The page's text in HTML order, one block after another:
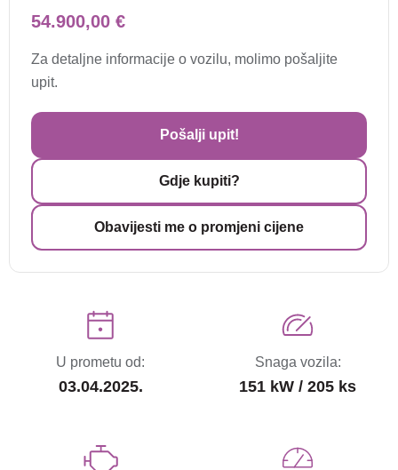
54.900,00 €
Za detaljne informacije o vozilu, molimo pošaljite
upit.
Pošalji upit!
Gdje kupiti?
Obavijesti me o promjeni cijene
U prometu od:
03.04.2025.
Snaga vozila:
151 kW / 205 ks